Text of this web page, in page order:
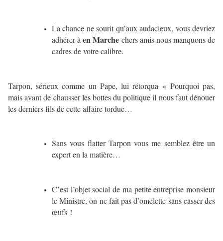
La chance ne sourit qu’aux audacieux, vous devriez
adhérer àen Marche chers amis nous manquons de
cadres de votre calibre.
Tarpon, sérieux comme un Pape, lui rétorqua « Pourquoi pas,
mais avant de chausser les bottes du politique il nous faut dénouer
les derniers fils de cette affaire tordue…
Sans vous flatter Tarpon vous me semblez être un
expert en la matière…
C’est l’objet social de ma petite entreprise monsieur
le Ministre, on ne fait pas d’omelette sans casser des
œufs !